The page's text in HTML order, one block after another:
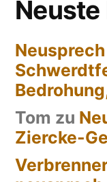
Neusprech
Tom zu
Ziercke-